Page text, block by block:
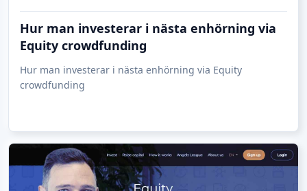
Hur man investerar i nästa enhörning via
Equity crowdfunding
Hur man investerar i nästa enhörning via Equity
crowdfunding